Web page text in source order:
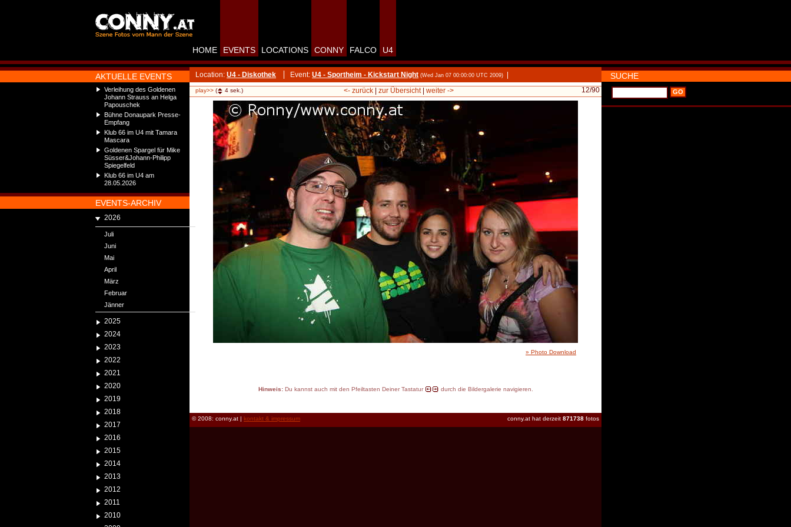
AKTUELLE EVENTS
Verleihung des Goldenen
Johann Strauss an Helga
Papouschek
Bühne Donaupark Presse-
Empfang
Klub 66 im U4 mit Tamara
Mascara
Goldenen Spargel für Mike
Süsser&Johann-Philipp
Spiegelfeld
Klub 66 im U4 am
28.05.2026
EVENTS-ARCHIV
2026
Juli
Juni
Mai
April
März
Februar
Jänner
2025
2024
2023
2022
2021
2020
2019
2018
2017
2016
2015
2014
2013
2012
2011
2010
HOME EVENTS LOCATIONS CONNY FALCO U4
Location: U4 - Diskothek Event: U4 - Sportheim - Kickstart Night (Wed Jan 07 00:00:00 UTC 2009)
play>> ( 4 sek.) 12/90
<- zurück| zur Übersicht| weiter ->
» Photo Download
Hinweis:Du kannst auch mit den Pfeiltasten Deiner Tastatur durch die Bildergalerie navigieren.
conny.at hat derzeit 871738 fotos
© 2008: conny.at | kontakt & impressum
SUCHE